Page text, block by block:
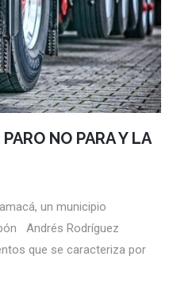
NO PARA Y LA
un municipio
Andrés Rodríguez
que se caracteriza por